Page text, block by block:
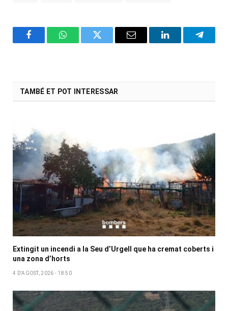
FacebookWhatsAppTwitter Email LinkedIn
TAMBÉ ET POT INTERESSAR
Extingit un incendi a la Seu d’Urgell que ha cremat coberts i
una zona d’horts
4 D'AGOST, 2026 - 18:50